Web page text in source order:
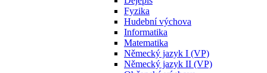
Fyzika
Hudební výchova
Informatika
Matematika
Německý jazyk I (VP)
Německý jazyk II (VP)